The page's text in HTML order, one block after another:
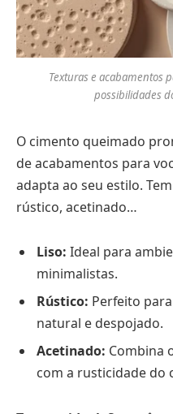
Texturas e acabamentos
possibilidades
O cimento queimado
de acabamentos para
adapta ao seu estilo.
rústico, acetinado…
Liso: Ideal para
minimalistas.
Rústico: Perfeito
natural e despojado.
Acetinado: Combina
com a rusticidade do